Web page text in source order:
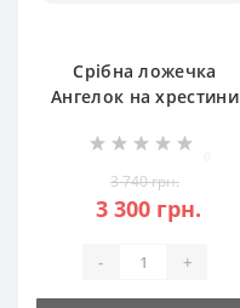
Срібна ложечка
Ангелок на хрестини
БР-0052781
3 740 грн.
3 300 грн.
- +